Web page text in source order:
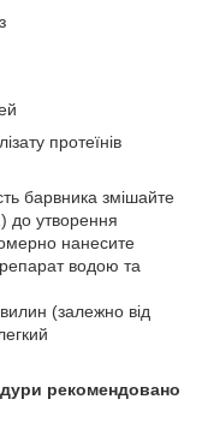
протеїнів
барвника змішайте
до утворення
нанесите
водою та
(залежно від
рекомендовано